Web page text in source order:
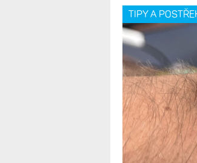
TIPY A